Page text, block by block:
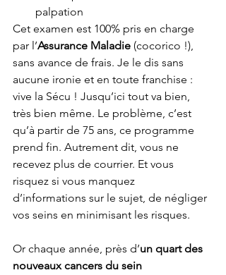
palpation
Cet examen est 100% pris en charge
par l’Assurance Maladie (cocorico !),
sans avance de frais. Je le dis sans
aucune ironie et en toute franchise :
vive la Sécu ! Jusqu’ici tout va bien,
très bien même. Le problème, c’est
qu’à partir de 75 ans, ce programme
prend fin. Autrement dit, vous ne
recevez plus de courrier. Et vous
risquez si vous manquez
d’informations sur le sujet, de négliger
vos seins en minimisant les risques.
Or chaque année, près d’un quart des
nouveaux cancers du sein